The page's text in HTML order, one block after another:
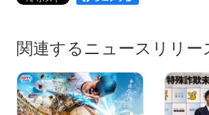
関連するニュースリリー